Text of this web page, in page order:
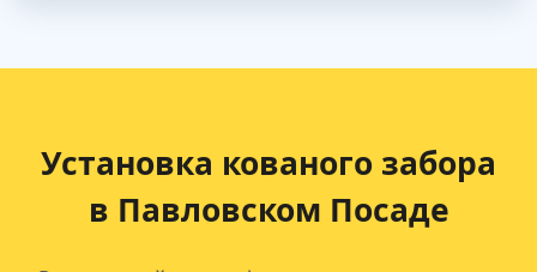
Установка кованого забора
в Павловском Посаде